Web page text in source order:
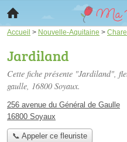
Accueil > Nouvelle-Aquitaine >
Jardiland
Cette fiche présente "Jardiland",
gaulle, 16800 Soyaux.
256 avenue du Général de Gaulle
16800 Soyaux
📞 Appeler ce fleuriste